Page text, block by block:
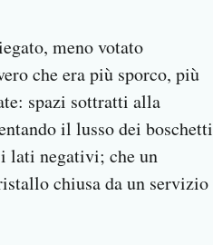
meno votato
che era più sporco, più
spazi sottratti alla
il lusso dei boschetti
lati negativi; che un
chiusa da un servizio